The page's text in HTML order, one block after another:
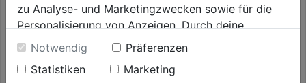
zu Analyse- und Marketingzwecken sowie für die
Personalisierung von Anzeigen. Durch deine
Einwilligung werden die Daten von Drittanbieter,
unter anderem auch in den USA, verarbeitet.
Durch Klick auf "Alle Cookies erlauben" stimmst du
Notwendig
Präferenzen
Statistiken
Marketing